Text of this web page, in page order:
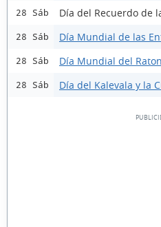
28 Sáb Día del Recuerdo de
28 Sáb Día Mundial de las
28 Sáb Día Mundial del
28 Sáb Día del Kalevala y la